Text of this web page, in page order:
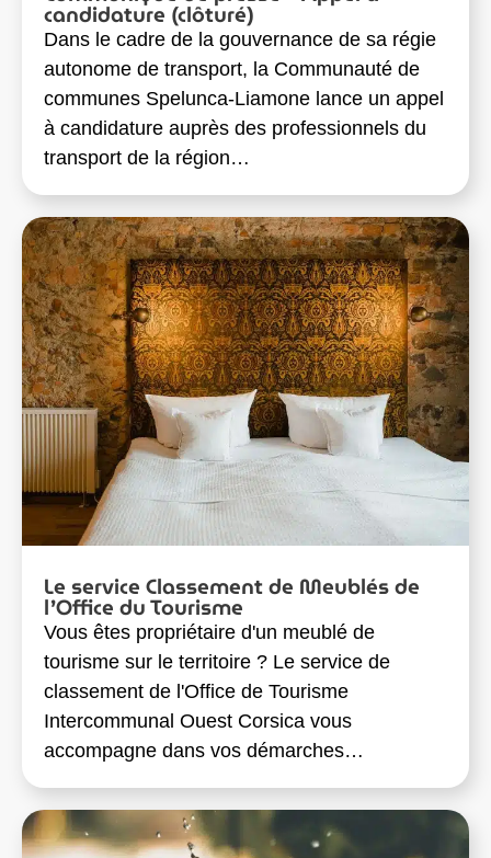
candidature (clôturé)
Dans le cadre de la gouvernance de sa régie
autonome de transport, la Communauté de
communes Spelunca-Liamone lance un appel
à candidature auprès des professionnels du
transport de la région…
Le service Classement de Meublés de
l’Office du Tourisme
Vous êtes propriétaire d'un meublé de
tourisme sur le territoire ? Le service de
classement de l'Office de Tourisme
Intercommunal Ouest Corsica vous
accompagne dans vos démarches…